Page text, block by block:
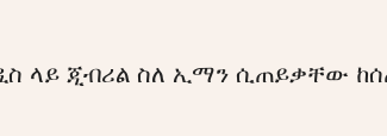
ላይ ጂብሪል ስለ ኢማን ሲጠይቃቸው